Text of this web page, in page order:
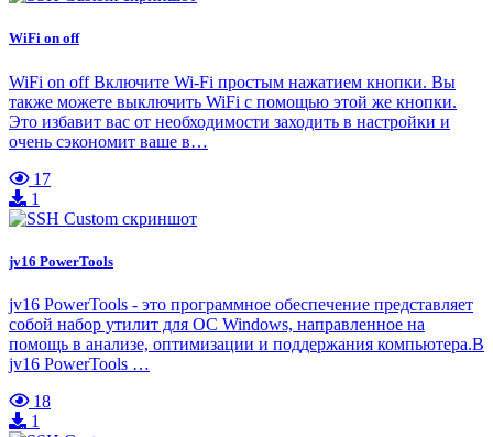
WiFi on off
WiFi on off Включите Wi-Fi простым нажатием кнопки. Вы
также можете выключить WiFi с помощью этой же кнопки.
Это избавит вас от необходимости заходить в настройки и
очень сэкономит ваше в…
17
1
jv16 PowerTools
jv16 PowerTools - это программное обеспечение представляет
собой набор утилит для ОС Windows, направленное на
помощь в анализе, оптимизации и поддержания компьютера.В
jv16 PowerTools …
18
1